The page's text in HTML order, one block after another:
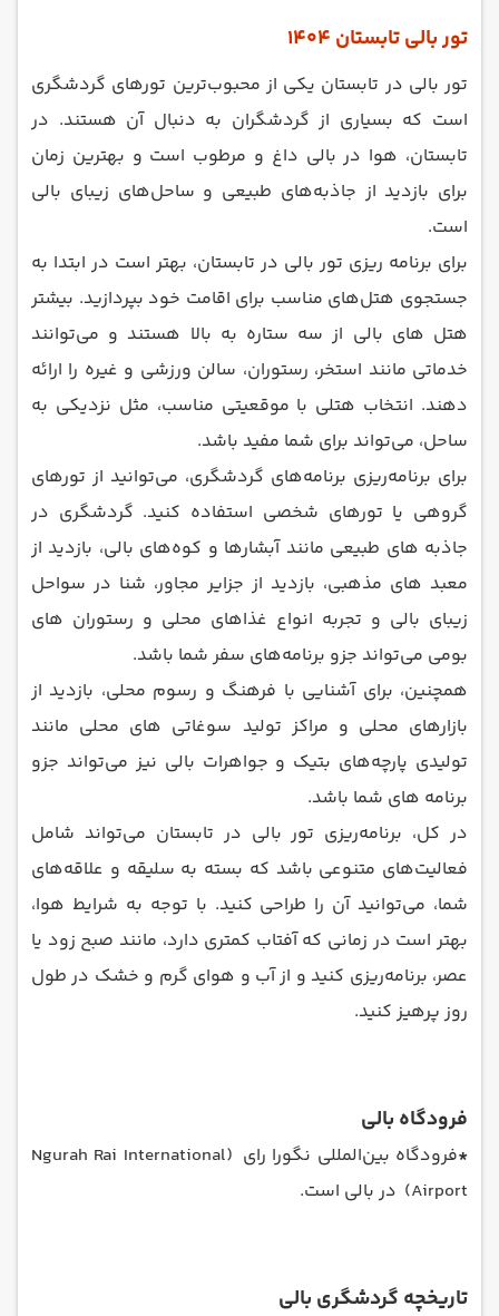
تور بالی تابستان 1404
تور بالی در تابستان یکی از محبوب‌ترین تورهای گردشگری
است که بسیاری از گردشگران به دنبال آن هستند. در
تابستان، هوا در بالی داغ و مرطوب است و بهترین زمان
برای بازدید از جاذبه‌های طبیعی و ساحل‌های زیبای بالی
است.
برای برنامه‌ ریزی تور بالی در تابستان، بهتر است در ابتدا به
جستجوی هتل‌های مناسب برای اقامت خود بپردازید. بیشتر
هتل‌ های بالی از سه ستاره به بالا هستند و می‌توانند
خدماتی مانند استخر، رستوران، سالن ورزشی و غیره را ارائه
دهند. انتخاب هتلی با موقعیتی مناسب، مثل نزدیکی به
ساحل، می‌تواند برای شما مفید باشد.
برای برنامه‌ریزی برنامه‌های گردشگری، می‌توانید از تورهای
گروهی یا تورهای شخصی استفاده کنید. گردشگری در
جاذبه‌ های طبیعی مانند آبشارها و کوه‌های بالی، بازدید از
معبد های مذهبی، بازدید از جزایر مجاور، شنا در سواحل
زیبای بالی و تجربه انواع غذاهای محلی و رستوران‌ های
بومی می‌تواند جزو برنامه‌های سفر شما باشد.
همچنین، برای آشنایی با فرهنگ و رسوم محلی، بازدید از
بازارهای محلی و مراکز تولید سوغاتی ‌های محلی مانند
تولیدی پارچه‌های بتیک و جواهرات بالی نیز می‌تواند جزو
برنامه ‌های شما باشد.
در کل، برنامه‌ریزی تور بالی در تابستان می‌تواند شامل
فعالیت‌های متنوعی باشد که بسته به سلیقه و علاقه‌های
شما، می‌توانید آن را طراحی کنید. با توجه به شرایط هوا،
بهتر است در زمانی که آفتاب کمتری دارد، مانند صبح زود یا
عصر، برنامه‌ریزی کنید و از آب و هوای گرم و خشک در طول
روز پرهیز کنید.
فرودگاه بالی
*
فرودگاه بین‌المللی نگورا رای (Ngurah Rai International
Airport) در بالی است.
تاریخچه گردشگری بالی